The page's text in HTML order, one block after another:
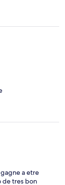
a etre
de tres bon